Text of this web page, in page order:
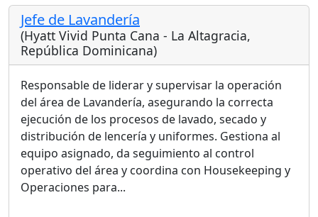
Jefe de Lavandería
(Hyatt Vivid Punta Cana - La Altagracia,
República Dominicana)
Responsable de liderar y supervisar la operación
del área de Lavandería, asegurando la correcta
ejecución de los procesos de lavado, secado y
distribución de lencería y uniformes. Gestiona al
equipo asignado, da seguimiento al control
operativo del área y coordina con Housekeeping y
Operaciones para...